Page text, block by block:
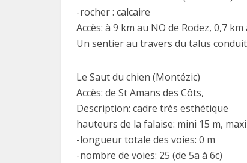
-rocher : calcaire
Accès: à 9 km au NO de Rodez, 0,7
Un sentier au travers du talus
Le Saut du chien (Montézic)
Accès: de St Amans des Côts,
Description: cadre très esthétique
hauteurs de la falaise: mini 15 m,
-longueur totale des voies: 0 m
-nombre de voies: 25 (de 5a à 6c)